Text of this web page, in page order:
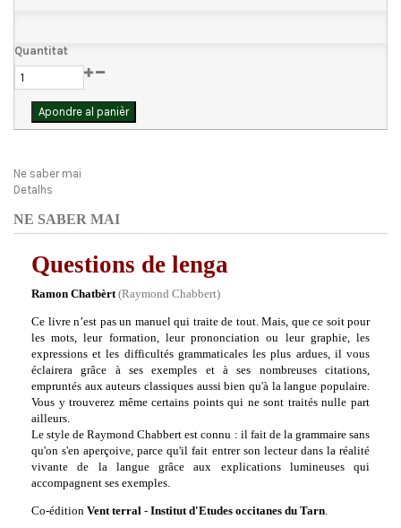
Quantitat
Apondre al panièr
Ne saber mai
Detalhs
NE SABER MAI
Questions de lenga
Ramon Chatbèrt (Raymond Chabbert)
Ce livre n’est pas un manuel qui traite de tout. Mais, que ce soit pour
les mots, leur formation, leur prononciation ou leur graphie, les
expressions et les difficultés grammaticales les plus ardues, il vous
éclairera grâce à ses exemples et à ses nombreuses citations,
empruntés aux auteurs classiques aussi bien qu'à la langue populaire.
Vous y trouverez même certains points qui ne sont traités nulle part
ailleurs.
Le style de Raymond Chabbert est connu : il fait de la grammaire sans
qu'on s'en aperçoive, parce qu'il fait entrer son lecteur dans la réalité
vivante de la langue grâce aux explications lumineuses qui
accompagnent ses exemples.
Co-édition Vent terral - Institut d'Etudes occitanes du Tarn.